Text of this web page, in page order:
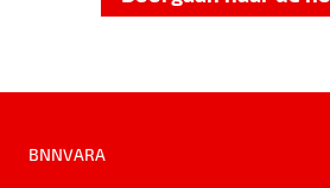
BNNVARA